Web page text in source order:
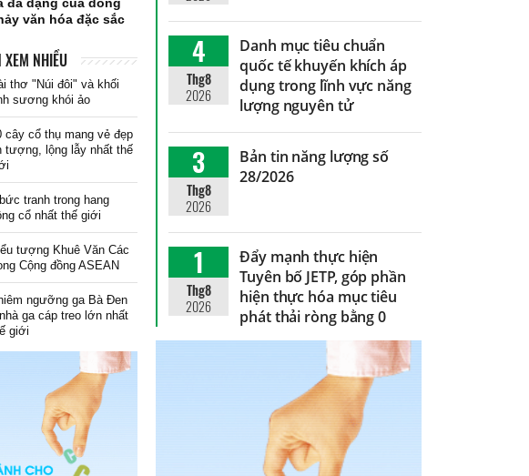
văn hóa đặc sắc
XEM NHIỀU
thơ "Núi đôi" và khối
sương khói ảo
cây cổ thụ mang vẻ đẹp
tượng, lộng lẫy nhất thế
tranh trong hang
cổ nhất thế giới
tượng Khuê Văn Các
Cộng đồng ASEAN
ngưỡng ga Bà Đen
ga cáp treo lớn nhất
giới
4
Thg8
2026
Danh mục tiêu chuẩn
quốc tế khuyến khích áp
dụng trong lĩnh vực năng
lượng nguyên tử
3
Thg8
2026
Bản tin năng lượng số
28/2026
1
Thg8
2026
Đẩy mạnh thực hiện
Tuyên bố JETP, góp phần
hiện thực hóa mục tiêu
phát thải ròng bằng 0